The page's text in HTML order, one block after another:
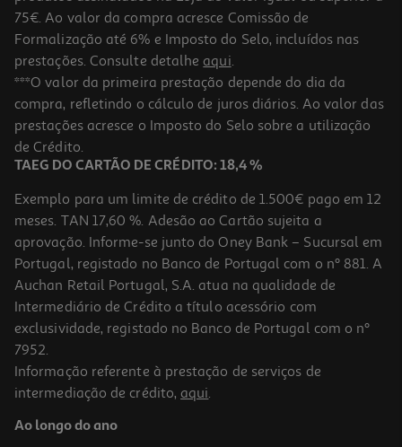
75€. Ao valor da compra acresce Comissão de
Formalização até 6% e Imposto do Selo, incluídos nas
prestações. Consulte detalhe aqui.
***O valor da primeira prestação depende do dia da
compra, refletindo o cálculo de juros diários. Ao valor das
prestações acresce o Imposto do Selo sobre a utilização
de Crédito.
TAEG DO CARTÃO DE CRÉDITO: 18,4 %
Exemplo para um limite de crédito de 1.500€ pago em 12
meses. TAN 17,60 %. Adesão ao Cartão sujeita a
aprovação. Informe-se junto do Oney Bank – Sucursal em
Portugal, registado no Banco de Portugal com o nº 881. A
Auchan Retail Portugal, S.A. atua na qualidade de
Intermediário de Crédito a título acessório com
exclusividade, registado no Banco de Portugal com o nº
7952.
Informação referente à prestação de serviços de
intermediação de crédito, aqui.
Ao longo do ano